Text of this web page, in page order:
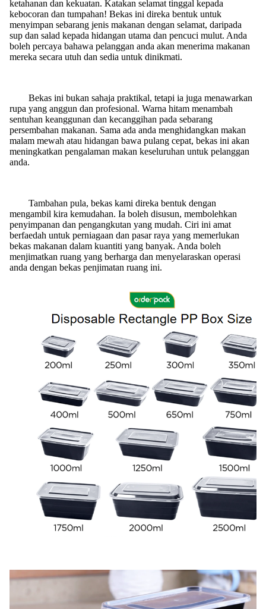
ketahanan dan kekuatan. Katakan selamat tinggal kepada
kebocoran dan tumpahan! Bekas ini direka bentuk untuk
menyimpan sebarang jenis makanan dengan selamat, daripada
sup dan salad kepada hidangan utama dan pencuci mulut. Anda
boleh percaya bahawa pelanggan anda akan menerima makanan
mereka secara utuh dan sedia untuk dinikmati.
Bekas ini bukan sahaja praktikal, tetapi ia juga menawarkan
rupa yang anggun dan profesional. Warna hitam menambah
sentuhan keanggunan dan kecanggihan pada sebarang
persembahan makanan. Sama ada anda menghidangkan makan
malam mewah atau hidangan bawa pulang cepat, bekas ini akan
meningkatkan pengalaman makan keseluruhan untuk pelanggan
anda.
Tambahan pula, bekas kami direka bentuk dengan
mengambil kira kemudahan. Ia boleh disusun, membolehkan
penyimpanan dan pengangkutan yang mudah. Ciri ini amat
berfaedah untuk perniagaan dan pasar raya yang memerlukan
bekas makanan dalam kuantiti yang banyak. Anda boleh
menjimatkan ruang yang berharga dan menyelaraskan operasi
anda dengan bekas penjimatan ruang ini.